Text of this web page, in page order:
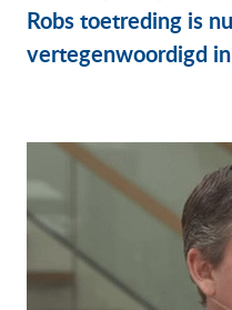
Robs toetreding is
vertegenwoordigd